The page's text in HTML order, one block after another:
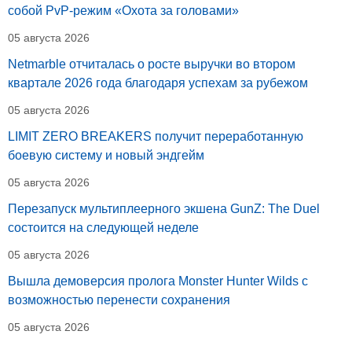
собой PvP-режим «Охота за головами»
05 августа 2026
Netmarble отчиталась о росте выручки во втором
квартале 2026 года благодаря успехам за рубежом
05 августа 2026
LIMIT ZERO BREAKERS получит переработанную
боевую систему и новый эндгейм
05 августа 2026
Перезапуск мультиплеерного экшена GunZ: The Duel
состоится на следующей неделе
05 августа 2026
Вышла демоверсия пролога Monster Hunter Wilds с
возможностью перенести сохранения
05 августа 2026